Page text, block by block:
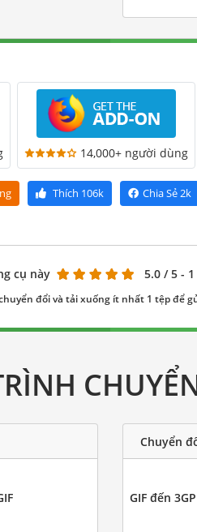
14,000+ người dùng
Thích 106k Chia Sẻ2k
cụ này 5.0 / 5 -
đổi và tải xuống ít nhất 1 tệp để
Chuyển
GIF đến 3GP